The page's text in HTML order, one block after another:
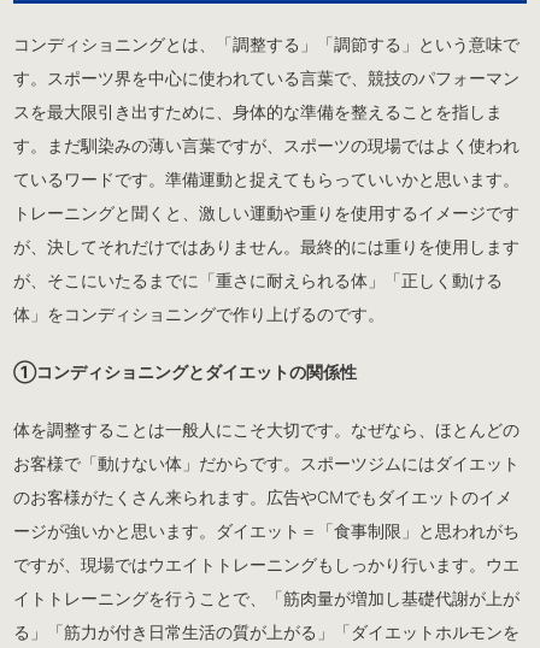
コンディショニングとは、「調整する」「調節する」という意味で
す。スポーツ界を中心に使われている言葉で、競技のパフォーマン
スを最大限引き出すために、身体的な準備を整えることを指しま
す。まだ馴染みの薄い言葉ですが、スポーツの現場ではよく使われ
ているワードです。準備運動と捉えてもらっていいかと思います。
トレーニングと聞くと、激しい運動や重りを使用するイメージです
が、決してそれだけではありません。最終的には重りを使用します
が、そこにいたるまでに「重さに耐えられる体」「正しく動ける
体」をコンディショニングで作り上げるのです。
①コンディショニングとダイエットの関係性
体を調整することは一般人にこそ大切です。なぜなら、ほとんどの
お客様で「動けない体」だからです。スポーツジムにはダイエット
のお客様がたくさん来られます。広告やCMでもダイエットのイメ
ージが強いかと思います。ダイエット＝「食事制限」と思われがち
ですが、現場ではウエイトトレーニングもしっかり行います。ウエ
イトトレーニングを行うことで、「筋肉量が増加し基礎代謝が上が
る」「筋力が付き日常生活の質が上がる」「ダイエットホルモンを